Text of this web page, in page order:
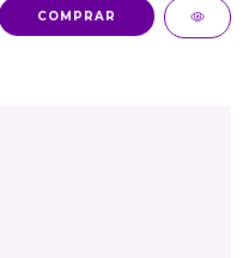
COMPRAR